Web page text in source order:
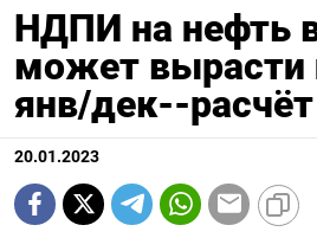
НДПИ на нефть
может вырасти
янв/дек--
20.01.2023